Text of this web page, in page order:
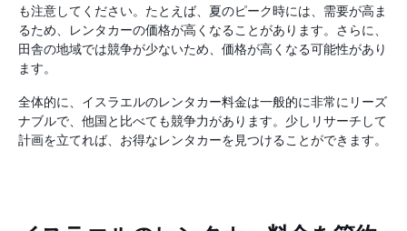
も注意してください。たとえば、夏のピーク時には、需要が高ま
るため、レンタカーの価格が高くなることがあります。さらに、
田舎の地域では競争が少ないため、価格が高くなる可能性があり
ます。
全体的に、イスラエルのレンタカー料金は一般的に非常にリーズ
ナブルで、他国と比べても競争力があります。少しリサーチして
計画を立てれば、お得なレンタカーを見つけることができます。